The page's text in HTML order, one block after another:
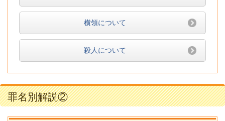
横領について
殺人について
罪名別解説②